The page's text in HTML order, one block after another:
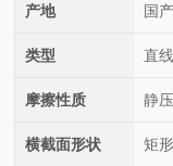
产地 国产
类型 直
摩擦性质 静压
横截面形状 矩形